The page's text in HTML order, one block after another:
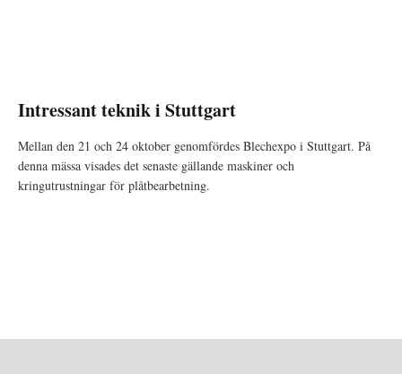
Intressant teknik i Stuttgart
Mellan den 21 och 24 oktober genomfördes Blechexpo i Stuttgart. På
denna mässa visades det senaste gällande maskiner och
kringutrustningar för plåtbearbetning.